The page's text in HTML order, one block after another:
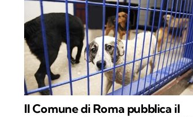
Il Comune di Roma pubblica il